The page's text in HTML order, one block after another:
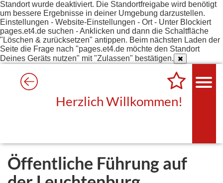
Standort wurde deaktiviert. Die Standortfreigabe wird benötigt
um bessere Ergebnisse in deiner Umgebung darzustellen.
Einstellungen - Website-Einstellungen - Ort - Unter Blockiert
pages.et4.de suchen - Anklicken und dann die Schaltfläche
"Löschen & zurücksetzen" antippen. Beim nächsten Laden der
Seite die Frage nach "pages.et4.de möchte den Standort
Deines Geräts nutzen" mit "Zulassen" bestätigen.
Herzlich Willkommen!
Öffentliche Führung auf